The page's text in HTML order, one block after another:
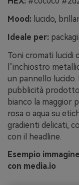
Mood: lucido,
Ideale per:
Toni cromati lucidi
l’inchiostro
un pannello
pubblicità prodotto
bianco la maggior
rosa o aqua su
gradienti delicati,
con il headline.
Esempio
con media.io